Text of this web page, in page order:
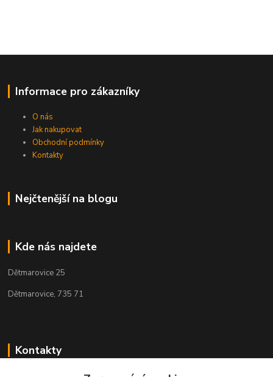
Informace pro zákazníky
O nás
Jak nakupovat
Obchodní podmínky
Kontakty
Nejčtenější na blogu
Kde nás najdete
Dětmarovice 25
Dětmarovice, 735 71
Kontakty